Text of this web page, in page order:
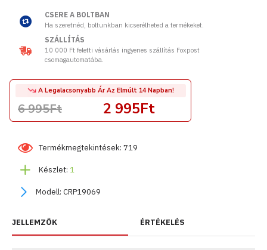
Készlet: 1
Modell: CRP19069
Termékmegtekintések: 719
2 995Ft
A Legalacsonyabb Ár Az Elmúlt 14 Napban!
6 995Ft
CSERE A BOLTBAN
Ha szeretnéd, boltunkban kicserélheted a termékeket.
SZÁLLÍTÁS
10 000 Ft feletti vásárlás ingyenes szállítás Foxpost
csomagautomatába.
JELLEMZŐK ÉRTÉKELÉS